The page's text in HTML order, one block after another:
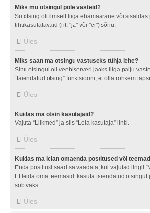
Miks mu otsingul pole vasteid?
Su otsing oli ilmselt liiga ebamäärane või sisaldas
tihtikasutatavaid (nt. "ja" või "ei") sõnu.
Üles
Miks saan ma otsingu vastuseks tühja lehe?
Sinu otsingul oli veebiserveri jaoks liiga palju
“täiendatud otsing” funktsiooni, et olla rohkem
Üles
Kuidas ma otsin kasutajaid?
Vajuta “Liikmed” ja siis “Leia kasutaja” linki.
Üles
Kuidas ma leian omaenda postitused või
Enda postitusi saad sa vaadata, kui vajutad lingil
Et leida oma teemasid, kasuta täiendatud otsingut
sobivaks.
Üles